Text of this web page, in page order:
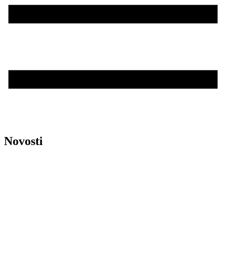
Novosti